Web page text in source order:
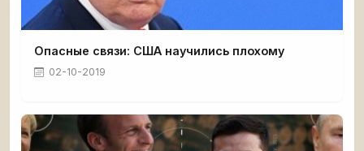
Опасные связи: США научились плохому
02-10-2019